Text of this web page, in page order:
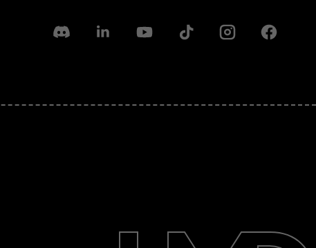
Facebook
Instagram
Tiktok
Youtube
Linkedin
Discord